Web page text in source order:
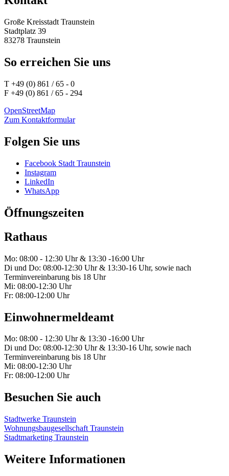
Große Kreisstadt Traunstein
Stadtplatz 39
83278 Traunstein
So erreichen Sie uns
T +49 (0) 861 / 65 - 0
F +49 (0) 861 / 65 - 294
OpenStreetMap
Zum Kontaktformular
Folgen Sie uns
Facebook Stadt Traunstein
Instagram
LinkedIn
WhatsApp
Öffnungszeiten
Rathaus
Mo: 08:00 - 12:30 Uhr & 13:30 -16:00 Uhr
Di und Do: 08:00-12:30 Uhr & 13:30-16 Uhr, sowie nach
Terminvereinbarung bis 18 Uhr
Mi: 08:00-12:30 Uhr
Fr: 08:00-12:00 Uhr
Einwohnermeldeamt
Mo: 08:00 - 12:30 Uhr & 13:30 -16:00 Uhr
Di und Do: 08:00-12:30 Uhr & 13:30-16 Uhr, sowie nach
Terminvereinbarung bis 18 Uhr
Mi: 08:00-12:30 Uhr
Fr: 08:00-12:00 Uhr
Besuchen Sie auch
Stadtwerke Traunstein
Wohnungsbaugesellschaft Traunstein
Stadtmarketing Traunstein
Weitere Informationen